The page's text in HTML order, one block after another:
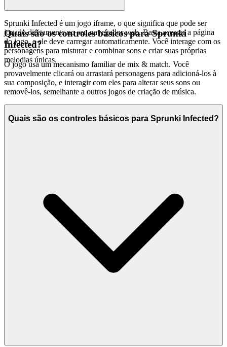
Sprunki Infected é um jogo iframe, o que significa que pode ser
jogado diretamente no seu navegador web. Basta acessar a página
do jogo, e ele deve carregar automaticamente. Você interage com os
personagens para misturar e combinar sons e criar suas próprias
melodias únicas.
Quais são os controles básicos para Sprunki
Infected?
O jogo usa um mecanismo familiar de mix & match. Você
provavelmente clicará ou arrastará personagens para adicioná-los à
sua composição, e interagir com eles para alterar seus sons ou
removê-los, semelhante a outros jogos de criação de música.
Quais são os controles básicos para Sprunki Infected?